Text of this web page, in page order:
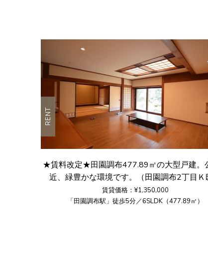
RENT
★賃料改定★田園調布477.89㎡の大型戸建。
近、緑豊かな環境です。（田園調布2丁目Ｋ
賃貸価格：¥1,350,000
「田園調布駅」徒歩5分／6SLDK（477.89㎡）